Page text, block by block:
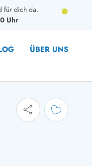
für dich da.
Uhr
ÜBER UNS